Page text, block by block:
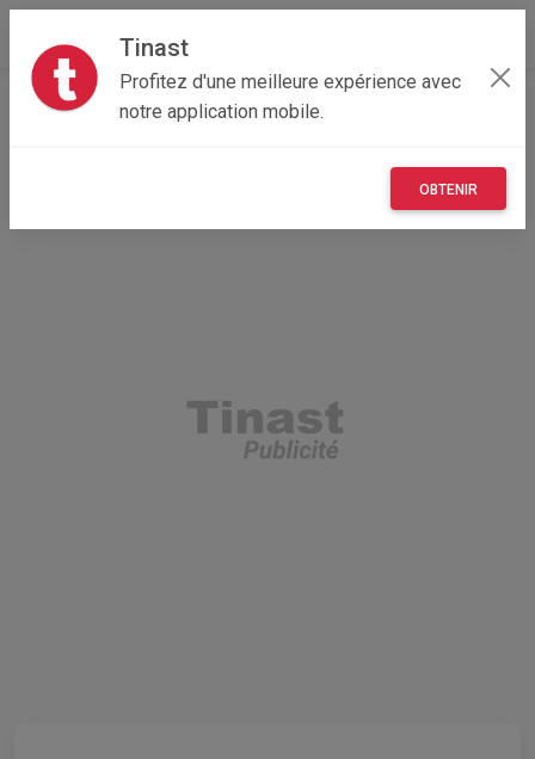
Tinast
Profitez d'une meilleure expérience avec
notre application mobile.
OBTENIR
Accueil Recherche
Emploi, affaires et services